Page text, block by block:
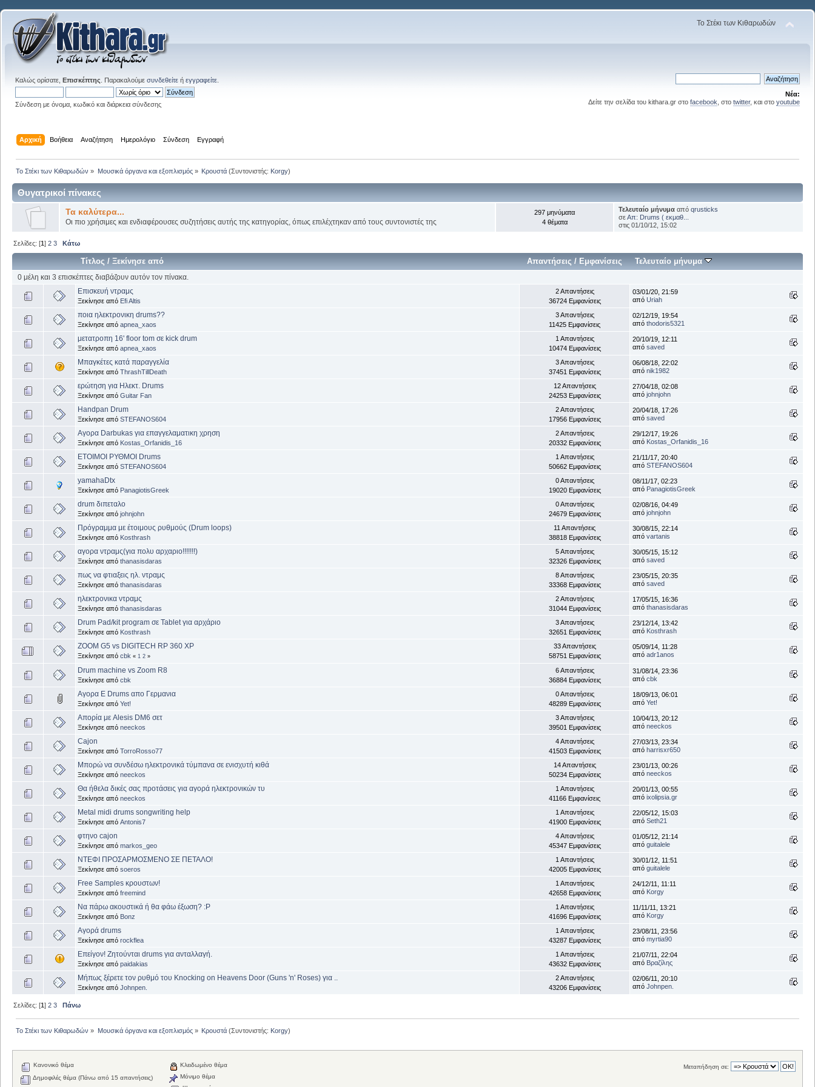
Το Στέκι των Κιθαρωδών
Καλώς ορίσατε, Επισκέπτης . Παρακαλούμε συνδεθείτε ή εγγραφείτε
Σύνδεση με όνομα, κωδικό και διάρκεια σύνδεσης
Νέα:
Δείτε την σελίδα του kithara.gr στο facebook , στο twitter, και στο youtube
Αρχική Βοήθεια Αναζήτηση Ημερολόγιο Σύνδεση Εγγραφή
Το Στέκι των Κιθαρωδών » Μουσικά όργανα και εξοπλισμός» Κρουστά(Συντονιστής: Korgy)
Θυγατρικοί πίνακες
Τα καλύτερα...
Οι πιο χρήσιμες και ενδιαφέρουσες συζητήσεις αυτής της κατηγορίας, όπως επιλέχτηκαν από τους συντονιστές της
297 μηνύματα
4 θέματα
Τελευταίο μήνυμα απόqrusticks
σεΑπ: Drums ( εκμαθ...
στις 01/10/12, 15:02
Σελίδες: [1]2 3 Κάτω
Τίτλος /Ξεκίνησε από Απαντήσεις / Εμφανίσεις Τελευταίο μήνυμα
0 μέλη και 3 επισκέπτες διαβάζουν αυτόν τον πίνακα.
Επισκευή ντραμς
Ξεκίνησε από Efi Altis
2 Απαντήσεις
36724 Εμφανίσεις
03/01/20, 21:59
από Uriah
ποια ηλεκτρονικη drums??
Ξεκίνησε από apnea_xaos
3 Απαντήσεις
11425 Εμφανίσεις
02/12/19, 19:54
από thodoris5321
μετατροπη 16' floor tom σε kick drum
Ξεκίνησε από apnea_xaos
1 Απαντήσεις
10474 Εμφανίσεις
20/10/19, 12:11
από saved
Μπαγκέτες κατά παραγγελία
Ξεκίνησε από ThrashTillDeath
3 Απαντήσεις
37451 Εμφανίσεις
06/08/18, 22:02
από nik1982
ερώτηση για Ηλεκτ. Drums
Ξεκίνησε από Guitar Fan
12 Απαντήσεις
24253 Εμφανίσεις
27/04/18, 02:08
από johnjohn
Handpan Drum
Ξεκίνησε από STEFANOS604
2 Απαντήσεις
17956 Εμφανίσεις
20/04/18, 17:26
από saved
Αγορα Darbukas για επαγγελαματικη χρηση
Ξεκίνησε από Kostas_Orfanidis_16
2 Απαντήσεις
20332 Εμφανίσεις
29/12/17, 19:26
από Kostas_Orfanidis_16
ΕΤΟΙΜΟΙ ΡΥΘΜΟΙ Drums
Ξεκίνησε από STEFANOS604
1 Απαντήσεις
50662 Εμφανίσεις
21/11/17, 20:40
από STEFANOS604
yamahaDtx
Ξεκίνησε από PanagiotisGreek
0 Απαντήσεις
19020 Εμφανίσεις
08/11/17, 02:23
από PanagiotisGreek
drum διπεταλο
Ξεκίνησε από johnjohn
0 Απαντήσεις
24679 Εμφανίσεις
02/08/16, 04:49
από johnjohn
Πρόγραμμα με έτοιμους ρυθμούς (Drum loops)
Ξεκίνησε από Kosthrash
11 Απαντήσεις
38818 Εμφανίσεις
30/08/15, 22:14
από vartanis
αγορα ντραμς(για πολυ αρχαριο!!!!!!!)
Ξεκίνησε από thanasisdaras
5 Απαντήσεις
32326 Εμφανίσεις
30/05/15, 15:12
από saved
πως να φτιαξεις ηλ. ντραμς
Ξεκίνησε από thanasisdaras
8 Απαντήσεις
33368 Εμφανίσεις
23/05/15, 20:35
από saved
ηλεκτρονικα ντραμς
Ξεκίνησε από thanasisdaras
2 Απαντήσεις
31044 Εμφανίσεις
17/05/15, 16:36
από thanasisdaras
Drum Pad/kit program σε Tablet για αρχάριο
Ξεκίνησε από Kosthrash
3 Απαντήσεις
32651 Εμφανίσεις
23/12/14, 13:42
από Kosthrash
ZOOM G5 vs DIGITECH RP 360 XP
Ξεκίνησε από cbk « 1 2 »
33 Απαντήσεις
58751 Εμφανίσεις
05/09/14, 11:28
από adr1anos
Drum machine vs Zoom R8
Ξεκίνησε από cbk
6 Απαντήσεις
36884 Εμφανίσεις
31/08/14, 23:36
από cbk
Αγορα E Drums απο Γερμανια
Ξεκίνησε από Yet!
0 Απαντήσεις
48289 Εμφανίσεις
18/09/13, 06:01
από Yet!
Απορία με Alesis DM6 σετ
Ξεκίνησε από neeckos
3 Απαντήσεις
39501 Εμφανίσεις
10/04/13, 20:12
από neeckos
Cajon
Ξεκίνησε από TorroRosso77
4 Απαντήσεις
41503 Εμφανίσεις
27/03/13, 23:34
από harrisxr650
Μπορώ να συνδέσω ηλεκτρονικά τύμπανα σε ενισχυτή κιθά
Ξεκίνησε από neeckos
14 Απαντήσεις
50234 Εμφανίσεις
23/01/13, 00:26
από neeckos
Θα ήθελα δικές σας προτάσεις για αγορά ηλεκτρονικών τυ
Ξεκίνησε από neeckos
1 Απαντήσεις
41166 Εμφανίσεις
20/01/13, 00:55
από ixolipsia.gr
Metal midi drums songwriting help
Ξεκίνησε από Antonis7
1 Απαντήσεις
41900 Εμφανίσεις
22/05/12, 15:03
από Seth21
φτηνο cajon
Ξεκίνησε από markos_geo
4 Απαντήσεις
45347 Εμφανίσεις
01/05/12, 21:14
από guitalele
ΝΤΕΦΙ ΠΡΟΣΑΡΜΟΣΜΕΝΟ ΣΕ ΠΕΤΑΛΟ!
Ξεκίνησε από soeros
1 Απαντήσεις
42005 Εμφανίσεις
30/01/12, 11:51
από guitalele
Free Samples κρουστων!
Ξεκίνησε από freemind
1 Απαντήσεις
42658 Εμφανίσεις
24/12/11, 11:11
από Korgy
Να πάρω ακουστικά ή θα φάω έξωση? :P
Ξεκίνησε από Bonz
1 Απαντήσεις
41696 Εμφανίσεις
11/11/11, 13:21
από Korgy
Αγορά drums
Ξεκίνησε από rockflea
1 Απαντήσεις
43287 Εμφανίσεις
23/08/11, 23:56
από myrtia90
Επείγον! Ζητούνται drums για ανταλλαγή.
Ξεκίνησε από paidakias
1 Απαντήσεις
43632 Εμφανίσεις
21/07/11, 22:04
από Βραζίλης
Μήπως ξέρετε τον ρυθμό του Knocking on Heavens Door (Guns 'n' Roses) για ..
Ξεκίνησε από Johnpen.
2 Απαντήσεις
43206 Εμφανίσεις
02/06/11, 20:10
από Johnpen.
Σελίδες: [1]2 3 Πάνω
Το Στέκι των Κιθαρωδών » Μουσικά όργανα και εξοπλισμός» Κρουστά(Συντονιστής: Korgy)
Μεταπήδηση σε:
Κανονικό θέμα
Δημοφιλές θέμα (Πάνω από 15 απαντήσεις)
Κλειδωμένο θέμα
Μόνιμο θέμα